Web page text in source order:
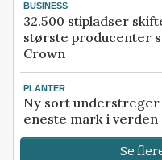
BUSINESS
32.500 stipladser
største producenter
Crown
PLANTER
Ny sort
eneste mark i verden
Se